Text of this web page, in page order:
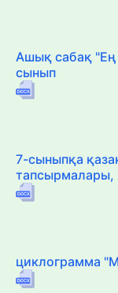
Ашық сабақ "Ең
сынып
7-сыныпқа
циклограмма